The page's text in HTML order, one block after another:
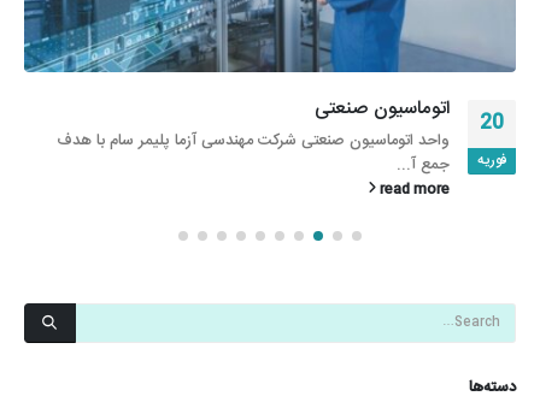
20
فوریه
اتوماسیون صنعتی
واحد اتوماسیون صنعتی شرکت مهندسی آزما پلیمر سام با هدف
جمع آ...
read more
دسته‌ها